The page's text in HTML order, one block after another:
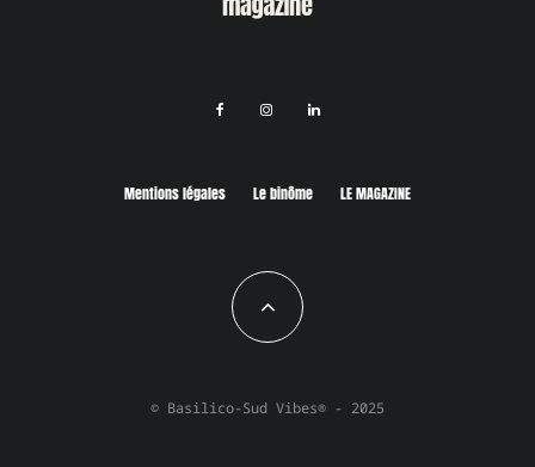
Mentions légales Le binôme LE MAGAZINE
© Basilico-Sud Vibes® - 2025